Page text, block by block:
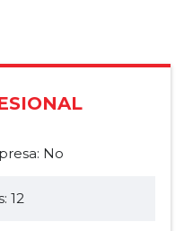
No
12